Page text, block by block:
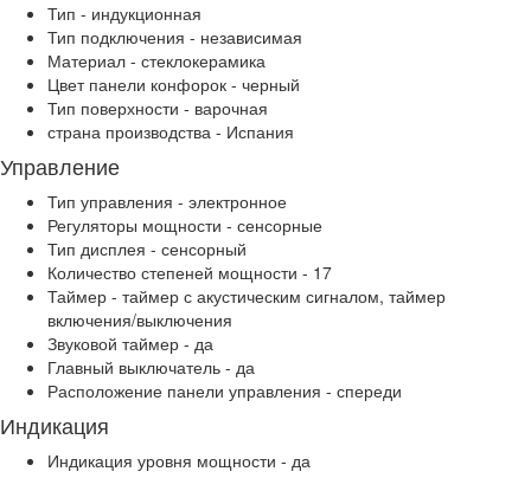
Тип - индукционная
Тип подключения - независимая
Материал - стеклокерамика
Цвет панели конфорок - черный
Тип поверхности - варочная
страна производства - Испания
Управление
Тип управления - электронное
Регуляторы мощности - сенсорные
Тип дисплея - сенсорный
Количество степеней мощности - 17
Таймер - таймер с акустическим сигналом, таймер
включения/выключения
Звуковой таймер - да
Главный выключатель - да
Расположение панели управления - спереди
Индикация
Индикация уровня мощности - да